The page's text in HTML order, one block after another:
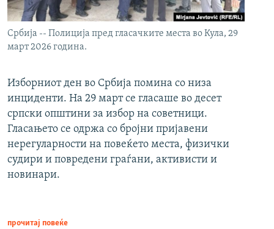
Србија -- Полиција пред гласачките места во Кула, 29
март 2026 година.
Изборниот ден во Србија помина со низа
инциденти. На 29 март се гласаше во десет
српски општини за избор на советници.
Гласањето се одржа со бројни пријавени
нерегуларности на повеќето места, физички
судири и повредени граѓани, активисти и
новинари.
прочитај повеќе